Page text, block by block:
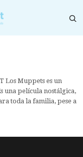
Los Muppets es un
una película nostálgica,
toda la familia, pese a